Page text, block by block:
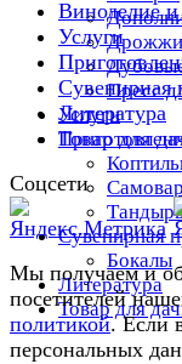
Дрожжи
Пресс
Услуги
Сувенирная
Бокалы
Литература
Товар для
Виноделие
Услуги
Сувенирная
Литература
Товар для
Соцсети
Мы получаем и
посетителей
политикой. Если
персональных